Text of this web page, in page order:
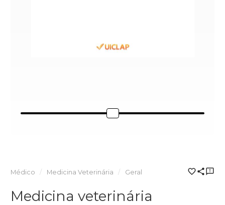
Médico Medicina Veterinária Geral
Medicina veterinária